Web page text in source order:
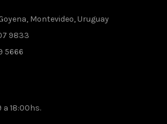
Montevideo, Uruguay
9833
5666
a 18:00hs.